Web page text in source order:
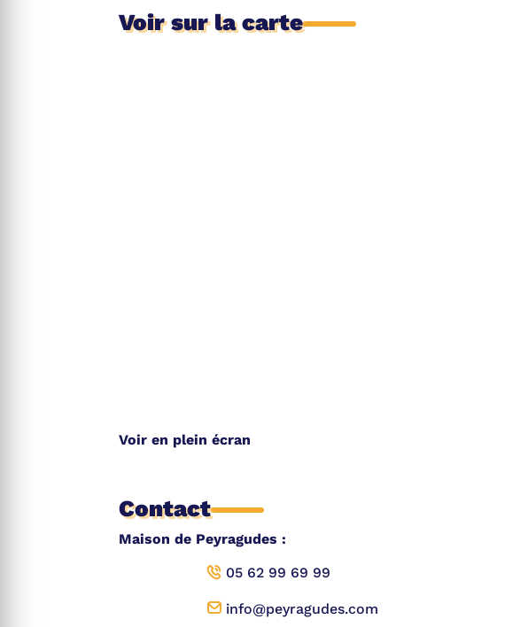
Voir sur la carte
Voir en plein écran
Contact
Maison de Peyragudes :
05 62 99 69 99
info@peyragudes.com